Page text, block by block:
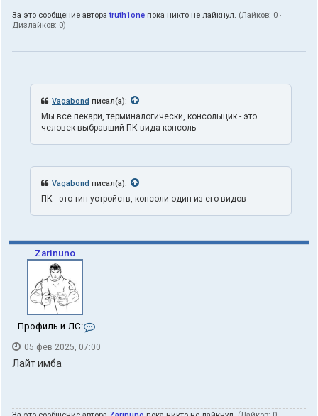
t
За это сообщение автораtruth1one пока никто не лайкнул. (Лайков: 0 ·
Дизлайков: 0)
Vagabond писал(а):
Мы все пекари, терминалогически, консольщик - это
человек выбравший ПК вида консоль
Vagabond писал(а):
ПК - это тип устройств, консоли один из его видов
Zarinuno
Профиль и ЛС:
н
05 фев 2025, 07:00
Лайт имба